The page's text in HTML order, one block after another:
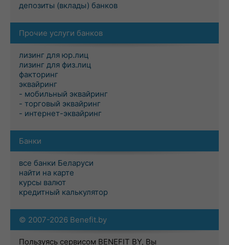
депозиты (вклады) банков
Прочие услуги банков
лизинг для юр.лиц
лизинг для физ.лиц
факторинг
эквайринг
- мобильный эквайринг
- торговый эквайринг
- интернет-эквайринг
Банки
все банки Беларуси
найти на карте
курсы валют
кредитный калькулятор
© 2007-2026 Benefit.by
Пользуясь сервисом BENEFIT BY, Вы